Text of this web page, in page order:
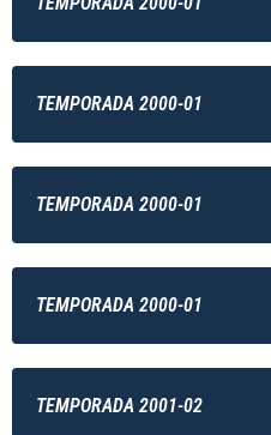
TEMPORADA 2000-01
TEMPORADA 2000-01
TEMPORADA 2000-01
TEMPORADA 2001-02